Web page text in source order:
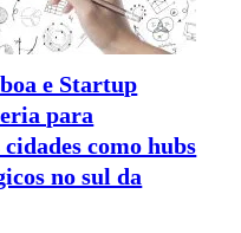
e Startup
para
como hubs
no sul da